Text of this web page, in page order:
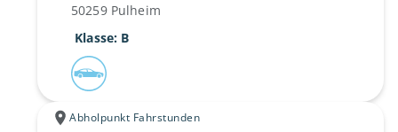
50259 Pulheim
Klasse: B
Abholpunkt Fahrstunden